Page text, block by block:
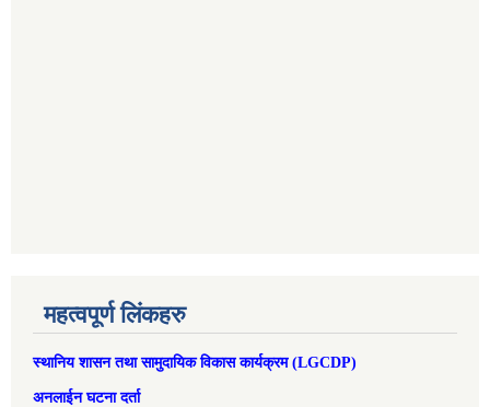
महत्वपूर्ण लिंकहरु
स्थानिय शासन तथा सामुदायिक विकास कार्यक्रम (LGCDP)
अनलाईन घटना दर्ता